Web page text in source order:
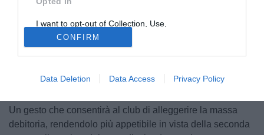
I want to opt-out of Collection, Use,
Retention, Sale, and/or Sharing of my
Personal Data that Is Unrelated with the
Purposes for which it was collected.
Opted Out
CONFIRM
Data Deletion Data Access Privacy Policy
La situazione in casa Ternana si fa sempre più delicata
TernanaNews, i giocatori si trovano alla presenza dei
curatori fallimentari della Ternana Calcio.
chiaro: stanno firmando le rinunce agli emolumenti
come pattuito. Le firme vengono apposte tra lo studio
del curatore e la sede.
Un gesto che consentirà al club di alleggerire la massa
debitoria, rendendolo più appetibile in vista della seconda